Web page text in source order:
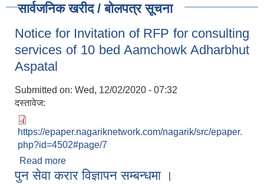
सार्वजनिक खरीद / बोलपत्र सूचना
Notice for Invitation of RFP for consulting
services of 10 bed Aamchowk Adharbhut
Aspatal
Submitted on: Wed, 12/02/2020 - 07:32
दस्तावेज:
https://epaper.nagariknetwork.com/nagarik/src/epaper.
php?id=4502#page/7
Read more
services of 10 bed Aamchowk Adharbhut
पुन सेवा करार विज्ञापन सम्बन्धमा ।